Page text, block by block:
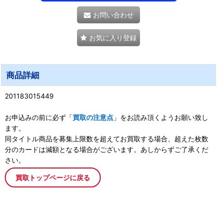
お問い合わせ
お気に入り登録
商品詳細
201183015449
お申込みの前に必ず「買取の注意点 」をお読み頂くようお願い致し
ます。
同タイトル商品を募集上限数を超えてお買取する場合、超えた枚数
分のカードは減額となる場合がございます。あしからずご了承くだ
さい。
買取トップページに戻る